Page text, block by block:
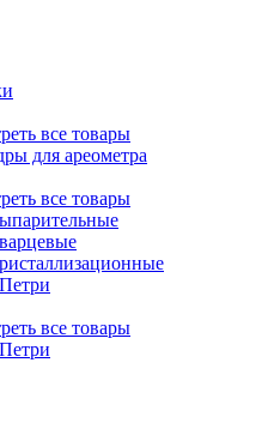
все товары
для ареометра
все товары
все товары